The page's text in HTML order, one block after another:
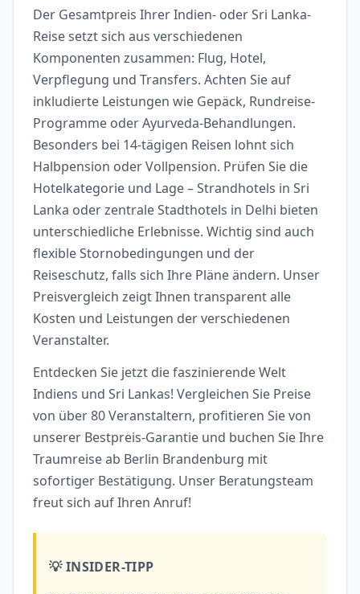
Der Gesamtpreis Ihrer Indien- oder Sri Lanka-
Reise setzt sich aus verschiedenen
Komponenten zusammen: Flug, Hotel,
Verpflegung und Transfers. Achten Sie auf
inkludierte Leistungen wie Gepäck, Rundreise-
Programme oder Ayurveda-Behandlungen.
Besonders bei 14-tägigen Reisen lohnt sich
Halbpension oder Vollpension. Prüfen Sie die
Hotelkategorie und Lage – Strandhotels in Sri
Lanka oder zentrale Stadthotels in Delhi bieten
unterschiedliche Erlebnisse. Wichtig sind auch
flexible Stornobedingungen und der
Reiseschutz, falls sich Ihre Pläne ändern. Unser
Preisvergleich zeigt Ihnen transparent alle
Kosten und Leistungen der verschiedenen
Veranstalter.
Entdecken Sie jetzt die faszinierende Welt
Indiens und Sri Lankas! Vergleichen Sie Preise
von über 80 Veranstaltern, profitieren Sie von
unserer Bestpreis-Garantie und buchen Sie Ihre
Traumreise ab Berlin Brandenburg mit
sofortiger Bestätigung. Unser Beratungsteam
freut sich auf Ihren Anruf!
💡 INSIDER-TIPP